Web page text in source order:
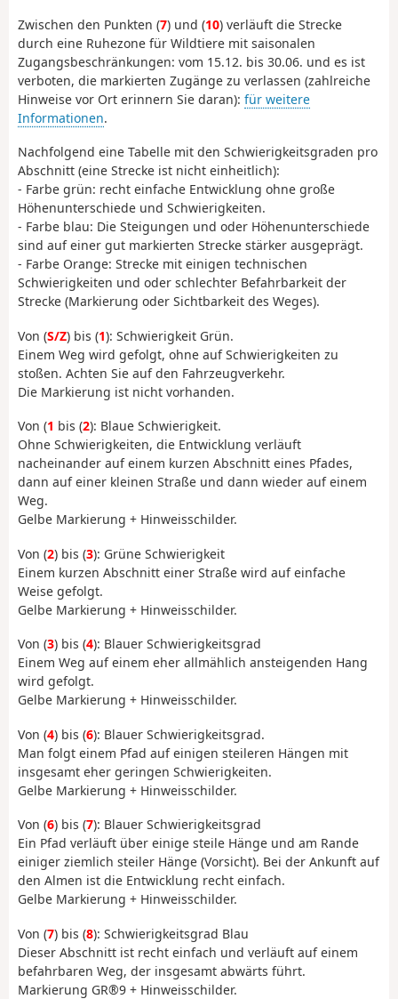
Zwischen den Punkten (7) und (10) verläuft die Strecke
durch eine Ruhezone für Wildtiere mit saisonalen
Zugangsbeschränkungen: vom 15.12. bis 30.06. und es ist
verboten, die markierten Zugänge zu verlassen (zahlreiche
Hinweise vor Ort erinnern Sie daran): für weitere
Informationen.
Nachfolgend eine Tabelle mit den Schwierigkeitsgraden pro
Abschnitt (eine Strecke ist nicht einheitlich):
- Farbe grün: recht einfache Entwicklung ohne große
Höhenunterschiede und Schwierigkeiten.
- Farbe blau: Die Steigungen und oder Höhenunterschiede
sind auf einer gut markierten Strecke stärker ausgeprägt.
- Farbe Orange: Strecke mit einigen technischen
Schwierigkeiten und oder schlechter Befahrbarkeit der
Strecke (Markierung oder Sichtbarkeit des Weges).
Von (S/Z) bis (1): Schwierigkeit Grün.
Einem Weg wird gefolgt, ohne auf Schwierigkeiten zu
stoßen. Achten Sie auf den Fahrzeugverkehr.
Die Markierung ist nicht vorhanden.
Von (1 bis (2): Blaue Schwierigkeit.
Ohne Schwierigkeiten, die Entwicklung verläuft
nacheinander auf einem kurzen Abschnitt eines Pfades,
dann auf einer kleinen Straße und dann wieder auf einem
Weg.
Gelbe Markierung + Hinweisschilder.
Von (2) bis (3): Grüne Schwierigkeit
Einem kurzen Abschnitt einer Straße wird auf einfache
Weise gefolgt.
Gelbe Markierung + Hinweisschilder.
Von (3) bis (4): Blauer Schwierigkeitsgrad
Einem Weg auf einem eher allmählich ansteigenden Hang
wird gefolgt.
Gelbe Markierung + Hinweisschilder.
Von (4) bis (6): Blauer Schwierigkeitsgrad.
Man folgt einem Pfad auf einigen steileren Hängen mit
insgesamt eher geringen Schwierigkeiten.
Gelbe Markierung + Hinweisschilder.
Von (6) bis (7): Blauer Schwierigkeitsgrad
Ein Pfad verläuft über einige steile Hänge und am Rande
einiger ziemlich steiler Hänge (Vorsicht). Bei der Ankunft auf
den Almen ist die Entwicklung recht einfach.
Gelbe Markierung + Hinweisschilder.
Von (7) bis (8): Schwierigkeitsgrad Blau
Dieser Abschnitt ist recht einfach und verläuft auf einem
befahrbaren Weg, der insgesamt abwärts führt.
Markierung GR®9 + Hinweisschilder.